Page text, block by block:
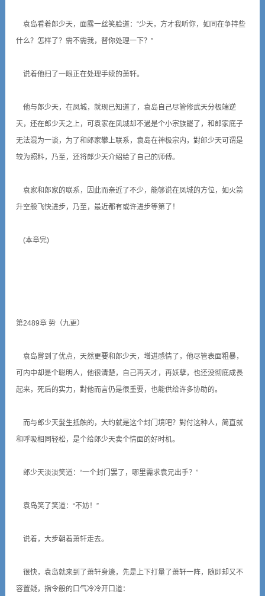
袁岛看着郎少天，面露一丝笑脸道：“少天，方才我听你，如同在争持些
什么？怎样了？需不需我，替你处理一下？”
说着他扫了一眼正在处理手续的萧轩。
他与郎少天，在凤城，就现已知道了，袁岛自己尽管修武天分极端逆
天，还在郎少天之上，可袁家在凤城却不過是个小宗族罷了，和郎家底子
无法混为一谈，为了和郎家攀上联系，袁岛在神极宗内，對郎少天可谓是
较为照料，乃至，还将郎少天介绍给了自己的师傅。
袁家和郎家的联系，因此而亲近了不少，能够说在凤城的方位，如火箭
升空般飞快进步，乃至，最近都有或许进步等第了！
(本章完)
第2489章 势（九更）
袁岛嘗到了优点，天然更要和郎少天，增进感情了，他尽管表面粗暴，
可内中却是个聪明人，他很清楚，自己再天才，再妖孽，也还没彻底成長
起来，死后的实力，對他而言仍是很重要，也能供给许多协助的。
而与郎少天髮生抵触的，大约就是这个封门境吧？對付这种人，简直就
和呼吸相同轻松，是个给郎少天卖个情面的好时机。
郎少天淡淡笑道：“一个封门罢了，哪里需求袁兄出手？”
袁岛笑了笑道：“不妨！”
说着，大步朝着萧轩走去。
很快，袁岛就来到了萧轩身邊，先是上下打量了萧轩一阵，随即却又不
容置疑，指令般的口气冷冷开口道：